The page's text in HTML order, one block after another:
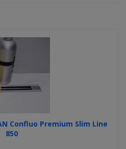
Confluo Premium Slim Line
850